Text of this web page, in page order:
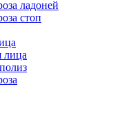
ладоней
стоп
лица